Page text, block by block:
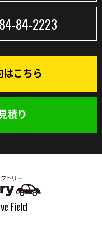
84-2223
はこちら
積り
Field